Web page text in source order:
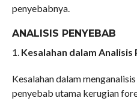
penyebabnya.
ANALISIS PENYEBAB
1. Kesalahan dalam Analisis
Kesalahan dalam
penyebab utama kerugian